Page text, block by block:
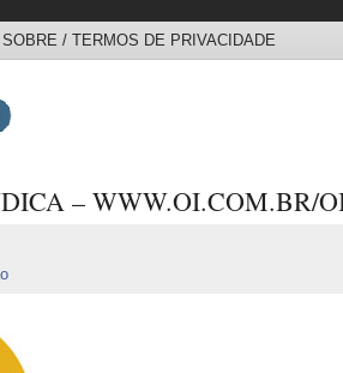
SOBRE / TERMOS DE PRIVACIDADE
– WWW.OI.COM.BR/